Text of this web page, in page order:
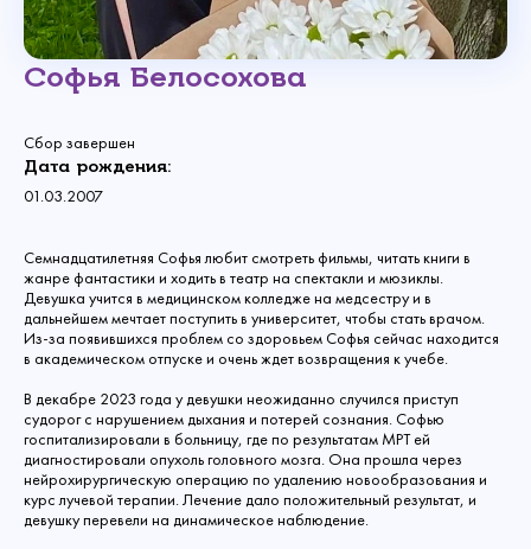
Софья Белосохова
Сбор завершен
Дата рождения:
01.03.2007
Семнадцатилетняя Софья любит смотреть фильмы, читать книги в
жанре фантастики и ходить в театр на спектакли и мюзиклы.
Девушка учится в медицинском колледже на медсестру и в
дальнейшем мечтает поступить в университет, чтобы стать врачом.
Из-за появившихся проблем со здоровьем Софья сейчас находится
в академическом отпуске и очень ждет возвращения к учебе.
В декабре 2023 года у девушки неожиданно случился приступ
судорог с нарушением дыхания и потерей сознания. Софью
госпитализировали в больницу, где по результатам МРТ ей
диагностировали опухоль головного мозга. Она прошла через
нейрохирургическую операцию по удалению новообразования и
курс лучевой терапии. Лечение дало положительный результат, и
девушку перевели на динамическое наблюдение.